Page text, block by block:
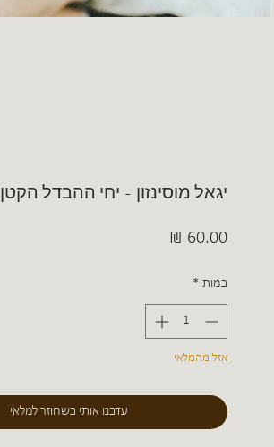
יגאל מוסינזון - יחי ההבדל הקטן
כמות *
אזל מהמלאי
עדכנו אותי כשחוזר למלאי